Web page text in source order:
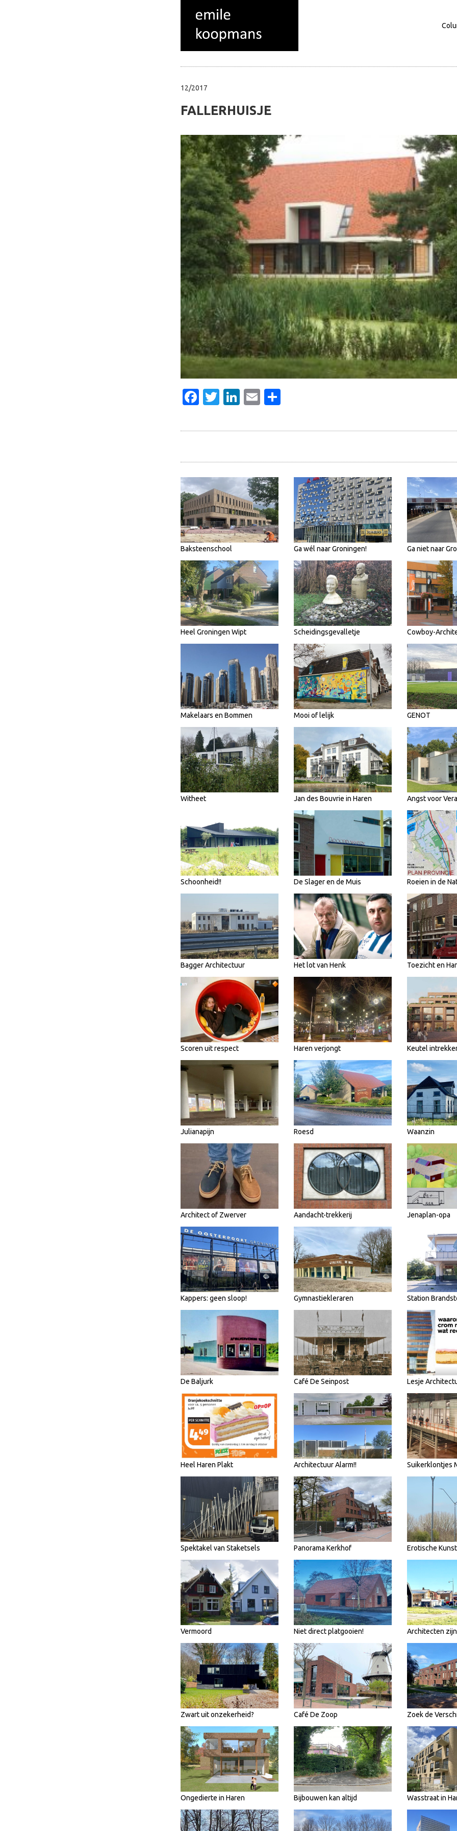
12/2017
FALLERHUISJE
Facebook
Twitter
LinkedIn
Email
Baksteenschool Ga wél naar Groningen! Ga niet naar
Heel Groningen Wipt Scheidingsgevalletje Cowboy-
Makelaars en Bommen Mooi of lelijk GENOT
Witheet Jan des Bouvrie in Haren Angst voor
Schoonheid!! De Slager en de Muis Roeien in de
Bagger Architectuur Het lot van Henk Toezicht en
Scoren uit respect Haren verjongt Keutel
Julianapijn Roesd Waanzin
Architect of Zwerver Aandacht-trekkerij Jenaplan-opa
Kappers: geen sloop! Gymnastiekleraren Station
De Baljurk Café De Seinpost Lesje
Heel Haren Plakt Architectuur Alarm!! Suikerklontjes
Spektakel van Staketsels Panorama Kerkhof Erotische Kunst
Vermoord Niet direct platgooien! Architecten
Zwart uit onzekerheid? Café De Zoop Zoek de
Ongedierte in Haren Bijbouwen kan altijd Wasstraat in